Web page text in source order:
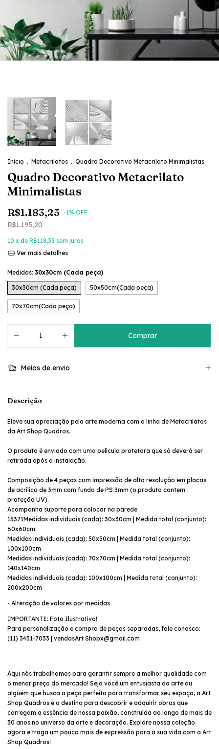
Início . Metacrilatos . Quadro Decorativo Metacrilato Minimalistas
Quadro Decorativo Metacrilato
Minimalistas
R$1.183,25 -1% OFF
R$1.195,20
10 x de R$118,33 sem juros
Ver mais detalhes
Medidas: 30x30cm (Cada peça)
30x30cm (Cada peça) 50x50cm(Cada peça)
70x70cm(Cada peça)
Meios de envio
Descrição
Eleve sua apreciação pela arte moderna com a linha de Metacrilatos
da Art Shop Quadros.
O produto é enviado com uma película protetora que só deverá ser
retirada após a instalação.
Composição de 4 peças com impressão de alta resolução em placas
de acrílico de 3mm com fundo de PS 3mm (o produto contem
proteção UV).
Acompanha suporte para colocar na parede.
15371Medidas individuais (cada): 30x30cm | Medida total (conjunto):
60x60cm
Medidas individuais (cada): 50x50cm | Medida total (conjunto):
100x100cm
Medidas individuais (cada): 70x70cm | Medida total (conjunto):
140x140cm
Medidas individuais (cada): 100x100cm | Medida total (conjunto):
200x200cm
- Alteração de valores por medidas
IMPORTANTE: Foto Ilustrativa!
Para personalização e compra de peças separadas, fale conosco:
(11) 3431-7033 | vendasArt Shopx@gmail.com
Aqui nós trabalhamos para garantir sempre a melhor qualidade com
o menor preço do mercado! Seja você um entusiasta da arte ou
alguém que busca a peça perfeita para transformar seu espaço, a Art
Shop Quadros é o destino para descobrir e adquirir obras que
carregam a essência de nossa paixão, construída ao longo de mais de
30 anos no universo da arte e decoração. Explore nossa coleção
agora e traga um pouco mais de expressão para a sua vida com a Art
Shop Quadros!